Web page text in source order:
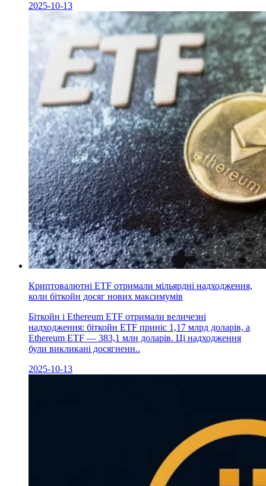
2025-10-13
Криптовалютні ETF отримали мільярдні надходження,
коли біткойн досяг нових максимумів
Біткойн і Ethereum ETF отримали величезні
надходження: біткойн ETF приніс 1,17 млрд доларів, а
Ethereum ETF — 383,1 млн доларів. Ці надходження
були викликані досягненн..
2025-10-13